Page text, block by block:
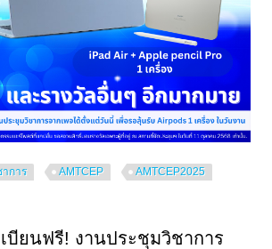
การ AMTCEP AMTCEP2025
บียนฟรี! งานประชุมวิชาการ